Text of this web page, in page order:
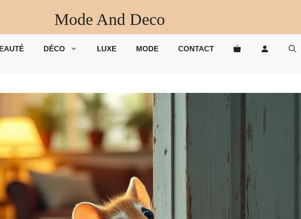
Mode And Deco
DÉCO LUXE MODE CONTACT